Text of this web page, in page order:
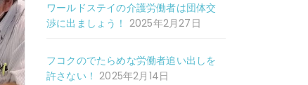
ワールドステイの介護労働者は団体交
渉に出ましょう！ 2025年2月27日
フコクのでたらめな労働者追い出しを
許さない！ 2025年2月14日